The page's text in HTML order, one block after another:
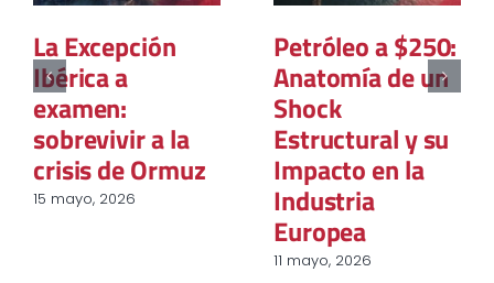
La paradoja de la
trazabilidad: La
reconfiguración
estructural de la
adquisición de
energía
El Futuro
Incierto del Gas
en Europa: Entre
los peligros de
las Nuevas
Dependencias y
el Fantasma del
Retorno Ruso